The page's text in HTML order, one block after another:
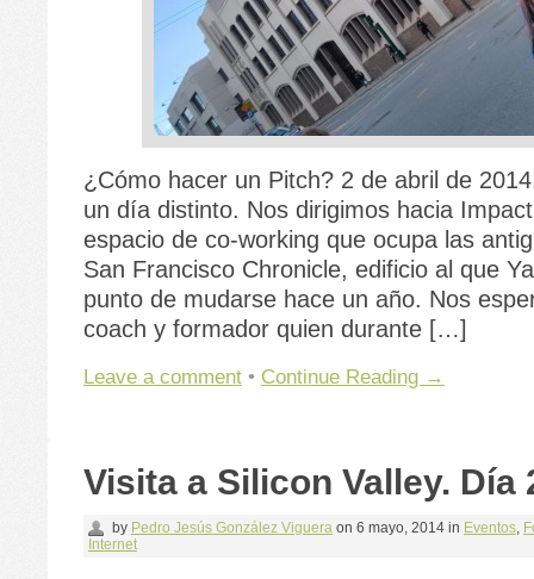
¿Cómo hacer un Pitch? 2 de abril de
un día distinto. Nos dirigimos hacia
espacio de co-working que ocupa las
San Francisco Chronicle, edificio al que
punto de mudarse hace un año. Nos
coach y formador quien durante […]
Leave a comment • Continue Reading →
Visita a Silicon Valley. Día
by Pedro Jesús González Viguera on 6 mayo, 2014 in Eventos,
Internet